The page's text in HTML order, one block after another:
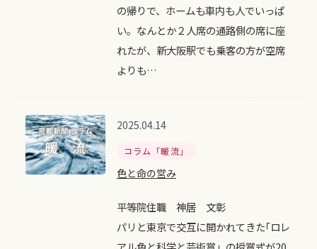
の帰りで、ホームも車内も人でいっぱ
い。なんとか２人席の通路側の席に座
れたが、新大阪駅でも乗客の方が空席
よりも…
2025.04.14
コラム「暖流」
色と命の営み
平等院住職 神居 文彰
パリと東京で交互に開かれてきた｢ロレ